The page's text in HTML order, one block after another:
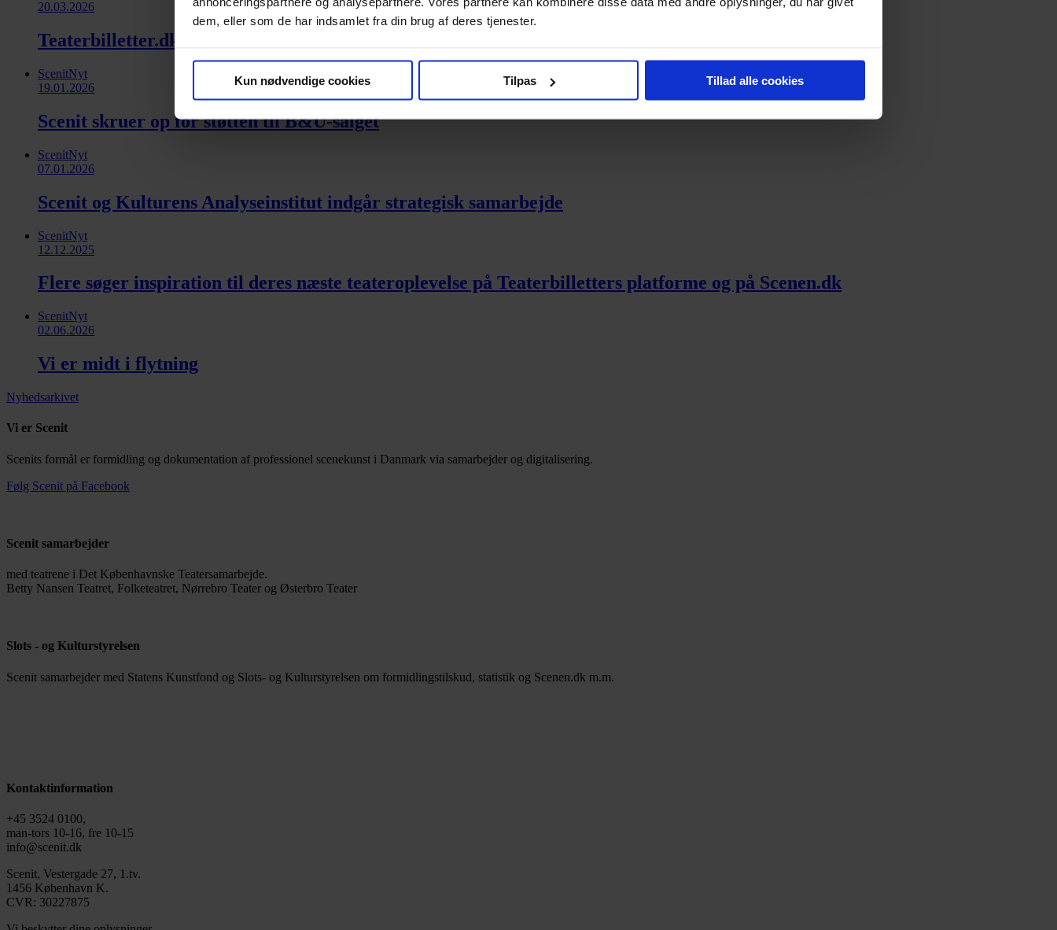
dem, eller som de har indsamlet fra din brug af deres tjenester.
Kun nødvendige cookies Tilpas Tillad alle cookies
20.03.2026
Teaterbilletter.dk er blevet (endnu) mere brugervenlig
ScenitNyt
19.01.2026
Scenit skruer op for støtten til B&U-salget
ScenitNyt
07.01.2026
Scenit og Kulturens Analyseinstitut indgår strategisk samarbejde
ScenitNyt
12.12.2025
Flere søger inspiration til deres næste teateroplevelse på Teaterbilletters platforme og på Scenen.dk
ScenitNyt
02.06.2026
Vi er midt i flytning
Nyhedsarkivet
Vi er Scenit
Scenits formål er formidling og dokumentation af professionel scenekunst i Danmark via samarbejder og digitalisering.
Følg Scenit på Facebook
Scenit samarbejder
med teatrene i Det Københavnske Teatersamarbejde.
Betty Nansen Teatret, Folketeatret, Nørrebro Teater og Østerbro Teater
Slots - og Kulturstyrelsen
Scenit samarbejder med Statens Kunstfond og Slots- og Kulturstyrelsen om formidlingstilskud, statistik og Scenen.dk m.m.
Kontaktinformation
+45 3524 0100,
man-tors 10-16, fre 10-15
info@scenit.dk
Scenit, Vestergade 27, 1.tv.
1456 København K.
CVR: 30227875